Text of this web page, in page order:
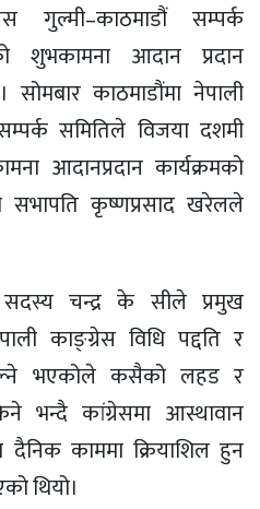
गुल्मी–काठमाडौं सम्पर्क
शुभकामना आदान प्रदान
काठमाडौंमा नेपाली
समितिले विजया दशमी
आदानप्रदान कार्यक्रमको
सभापति कृष्णप्रसाद खरेलले
सदस्य चन्द्र के सीले प्रमुख
काङ्ग्रेस विधि पद्दति र
भएकोले कसैको लहड र
भन्दै कांग्रेसमा आस्थावान
काममा क्रियाशिल हुन
थियो।